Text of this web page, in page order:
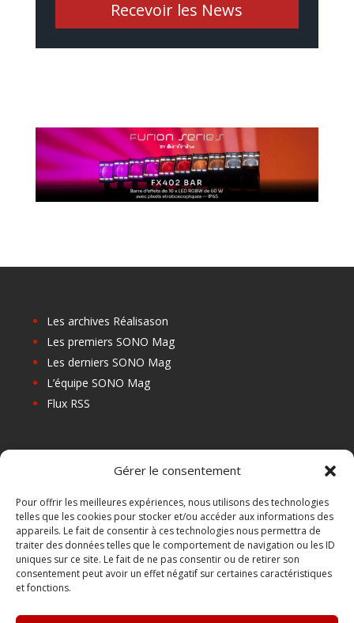
Gérer le consentement
Pour offrir les meilleures expériences, nous utilisons des technologies
telles que les cookies pour stocker et/ou accéder aux informations des
appareils. Le fait de consentir à ces technologies nous permettra de
traiter des données telles que le comportement de navigation ou les ID
uniques sur ce site. Le fait de ne pas consentir ou de retirer son
consentement peut avoir un effet négatif sur certaines caractéristiques
et fonctions.
Recevoir les News
Les archives Réalisason
Les premiers SONO Mag
Les derniers SONO Mag
L’équipe SONO Mag
Flux RSS
Les Centres de Formation
Les Points Relais
Localiser Point Relais
Mon Compte
FAQ
Contact